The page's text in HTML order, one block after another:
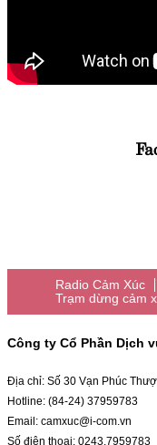
Radio Cảm Xúc
Trạm dừng cảm
Công ty Cổ Phần Dịch
Địa chỉ: Số 30 Vạn Phúc
Hotline: (84-24) 37959783
Email: camxuc@i-com.vn
Số điện thoại: 0243.7959783